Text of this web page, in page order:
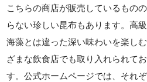
こちらの商店が販売しているもの
らない珍しい昆布もあります。高
海藻とは違った深い味わいを楽し
ざまな飲食店でも取り入れられて
す。公式ホームページでは、それ